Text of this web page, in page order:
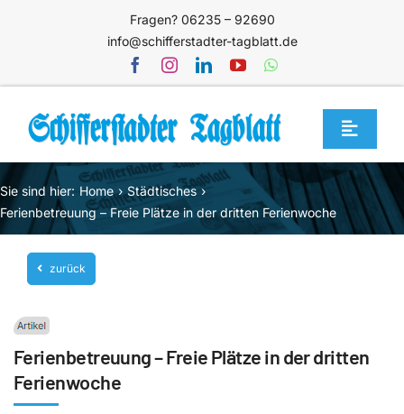
Fragen? 06235 – 92690
info@schifferstadter-tagblatt.de
Toggle
Home
Themen
Blog
Unternehmen
Service
Mediathek
Sie sind hier: Home
Städtisches
Ferienbetreuung – Freie Plätze in der dritten Ferienwoche
zurück
Ferienbetreuung – Freie Plätze in der dritten
Ferienwoche